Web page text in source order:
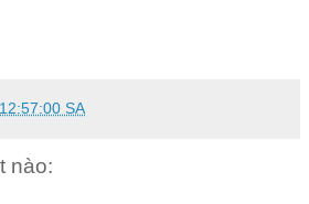
SA
nào: